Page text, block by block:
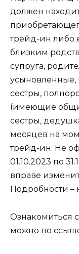
должен
трейд-ин либо
близким
супруга,
усыновленные,
сестры,
(имеющие
сестры,
месяцев на
трейд-ин. Не
01.10.2023 по
вправе
Подробности –
Ознакомиться
можно по